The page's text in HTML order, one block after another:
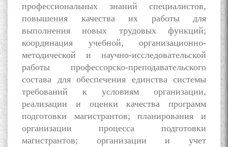
профессиональных знаний специалистов,
повышения качества их работы для
выполнения новых трудовых функций;
координация учебной, организационно-
методической и научно-исследовательской
работы профессорско-преподавательского
состава для обеспечения единства системы
требований к условиям организации,
реализации и оценки качества программ
подготовки магистрантов; планирования и
организации процесса подготовки
магистрантов; организации и учет